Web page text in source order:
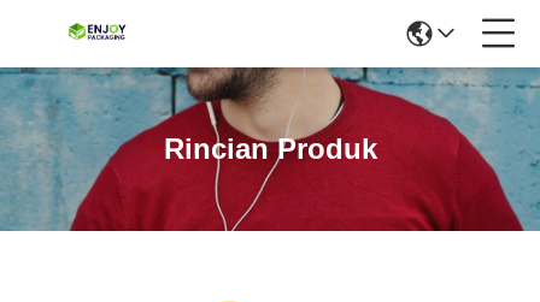
Rincian Produk